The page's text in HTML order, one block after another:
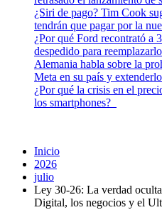
¿Siri de pago? Tim Cook
tendrán que pagar por la
¿Por qué Ford recontrató a
despedido para
Alemania habla sobre la
Meta en su país y
¿Por qué la crisis en el
los smartphones?
Inicio
2026
julio
Ley 30-26: La verdad
Digital, los negocios y el